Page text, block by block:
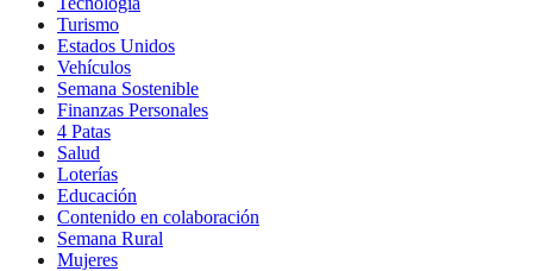
Turismo
Estados Unidos
Vehículos
Semana Sostenible
Finanzas Personales
4 Patas
Salud
Loterías
Educación
Contenido en colaboración
Semana Rural
Mujeres